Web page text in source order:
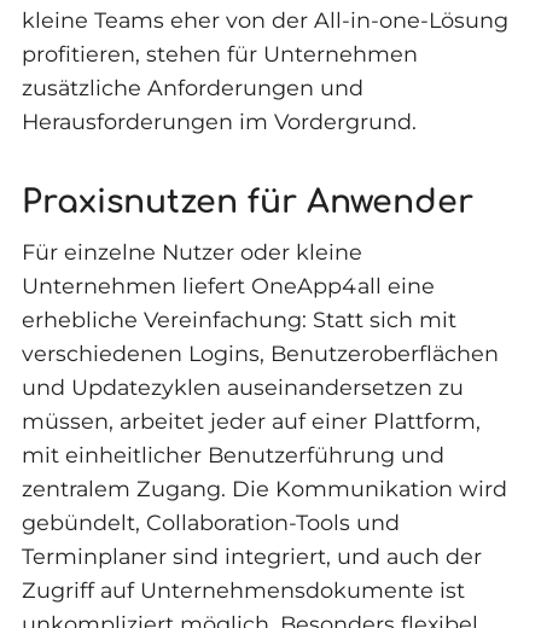
kleine Teams eher von der All-in-one-Lösung
profitieren, stehen für Unternehmen
zusätzliche Anforderungen und
Herausforderungen im Vordergrund.
Praxisnutzen für Anwender
Für einzelne Nutzer oder kleine
Unternehmen liefert OneApp4all eine
erhebliche Vereinfachung: Statt sich mit
verschiedenen Logins, Benutzeroberflächen
und Updatezyklen auseinandersetzen zu
müssen, arbeitet jeder auf einer Plattform,
mit einheitlicher Benutzerführung und
zentralem Zugang. Die Kommunikation wird
gebündelt, Collaboration-Tools und
Terminplaner sind integriert, und auch der
Zugriff auf Unternehmensdokumente ist